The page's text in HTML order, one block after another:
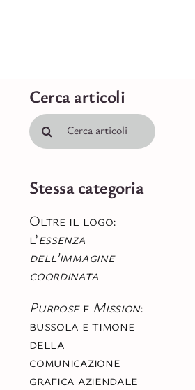
Cerca articoli
Cerca
per:
Stessa categoria
Oltre il logo:
l’essenza
dell’immagine
coordinata
Purposee Mission:
bussola e timone
della
comunicazione
grafica aziendale